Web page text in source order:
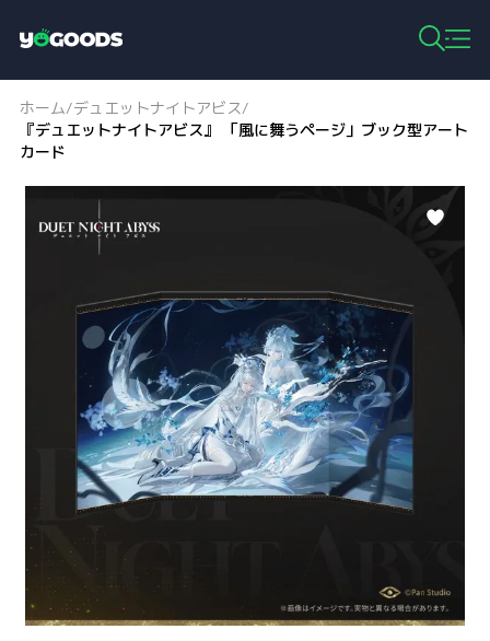
o
g
o
d
ホーム/デュエットナイトアビス/
『デュエットナイトアビス』 「風に舞うページ」ブック型アート
カード